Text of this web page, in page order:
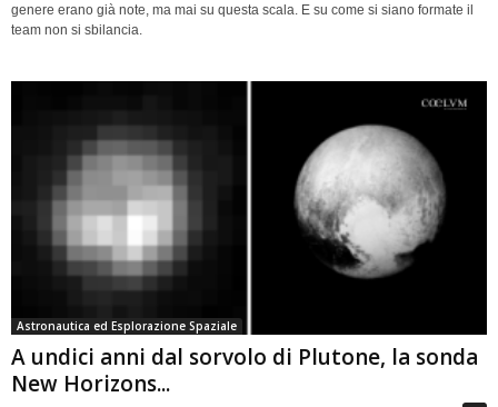
genere erano già note, ma mai su questa scala. E su come si siano formate il
team non si sbilancia.
Astronautica ed Esplorazione Spaziale
A undici anni dal sorvolo di Plutone, la sonda
New Horizons...